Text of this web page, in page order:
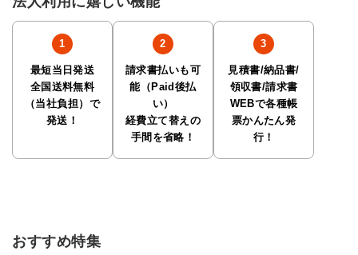
最短当日発送
全国送料無料
（当社負担）で
発送！
請求書払いも可
能（Paid後払
い）
経費立て替えの
手間を省略！
見積書/納品書/
領収書/請求書
WEBで各種帳
票かんたん発
行！
おすすめ特集